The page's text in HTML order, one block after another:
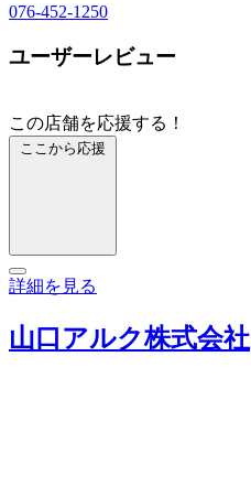
076-452-1250
ユーザーレビュー
この店舗を応援する！
ここから応援
詳細を見る
山口アルク株式会社